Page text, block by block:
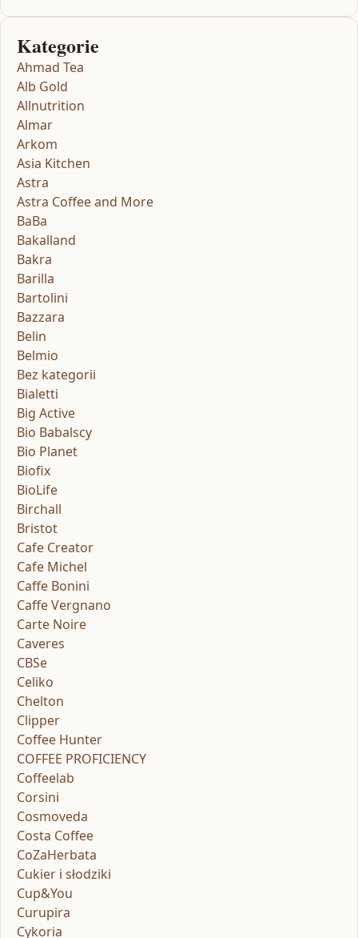
Kategorie
Ahmad Tea
Alb Gold
Allnutrition
Almar
Arkom
Asia Kitchen
Astra
Astra Coffee and More
BaBa
Bakalland
Bakra
Barilla
Bartolini
Bazzara
Belin
Belmio
Bez kategorii
Bialetti
Big Active
Bio Babalscy
Bio Planet
Biofix
BioLife
Birchall
Bristot
Cafe Creator
Cafe Michel
Caffe Bonini
Caffe Vergnano
Carte Noire
Caveres
CBSe
Celiko
Chelton
Clipper
Coffee Hunter
COFFEE PROFICIENCY
Coffeelab
Corsini
Cosmoveda
Costa Coffee
CoZaHerbata
Cukier i słodziki
Cup&You
Curupira
Cykoria